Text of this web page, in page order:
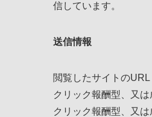
信しています。
送信情報
閲覧したサイトのURL
クリック報酬型、又
クリック報酬型、又